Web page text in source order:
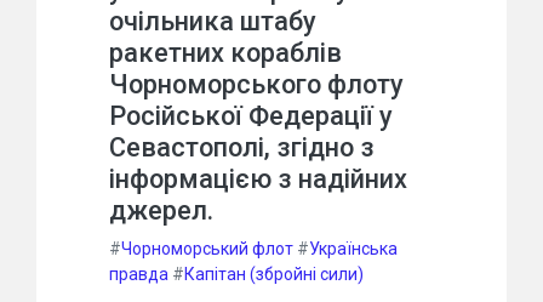
очільника штабу
ракетних кораблів
Чорноморського флоту
Російської Федерації у
Севастополі, згідно з
інформацією з надійних
джерел.
#Чорноморський флот #Українська
правда #Капітан (збройні сили)